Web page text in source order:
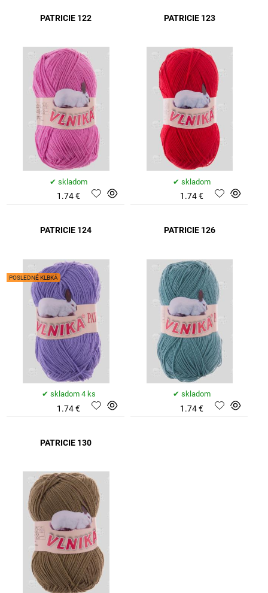
PATRICIE 122
skladom
1.74 €
PATRICIE 123
skladom
1.74 €
PATRICIE 124
POSLEDNÉ KLBKÁ
skladom 4 ks
1.74 €
PATRICIE 126
skladom
1.74 €
PATRICIE 130